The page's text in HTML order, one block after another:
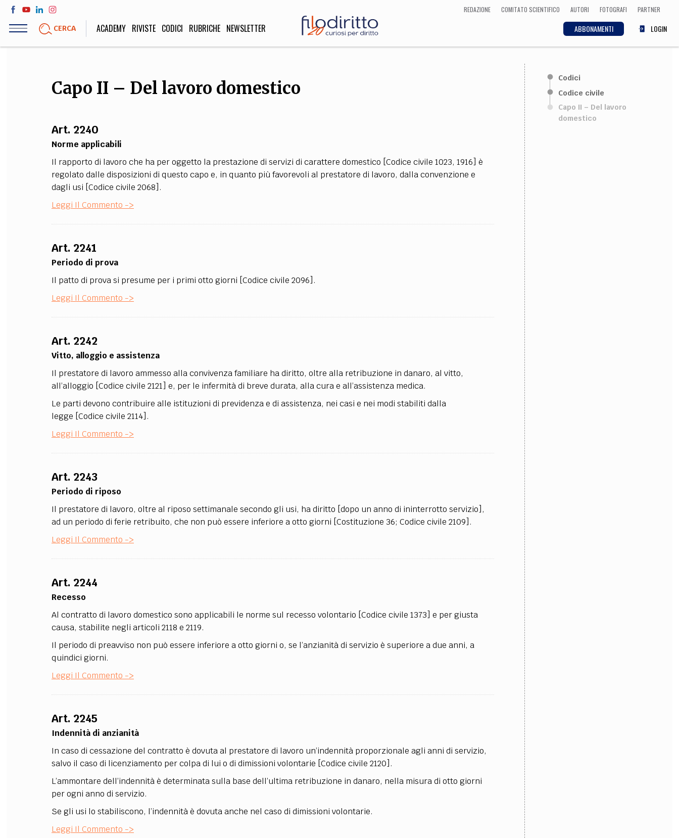
Salta
contenuto
REDAZIONE COMITATO SCIENTIFICO AUTORI FOTOGRAFI PARTNER
CERCA ABBONAMENTI LOGIN
ACADEMY RIVISTE CODICI RUBRICHE NEWSLETTER
LIFE STYLE
Sport, Cucina, Viaggi,
SOCIETÀ
Politica, Attualità,
Matematica, Fisica,
Biologia, Cifrematica,
Medicina
STORIA E FILOSOFIA
Scienze storiche,
umanistiche, Religione
INNOVAZIONE
Scienze informatiche,
CULTURA
Arte, Cinema, Musica,
Capo II – Del lavoro domestico
Art. 2240
Norme applicabili
Il rapporto di lavoro che ha per oggetto la prestazione di servizi di carattere domestico [Codice civile 1023, 1916] è
regolato dalle disposizioni di questo capo e, in quanto più favorevoli al prestatore di lavoro, dalla convenzione e
dagli usi [Codice civile 2068].
Leggi Il Commento ->
Art. 2241
Periodo di prova
Il patto di prova si presume per i primi otto giorni [Codice civile 2096].
Leggi Il Commento ->
Art. 2242
Vitto, alloggio e assistenza
Il prestatore di lavoro ammesso alla convivenza familiare ha diritto, oltre alla retribuzione in danaro, al vitto,
all’alloggio [Codice civile 2121] e, per le infermità di breve durata, alla cura e all’assistenza medica.
Le parti devono contribuire alle istituzioni di previdenza e di assistenza, nei casi e nei modi stabiliti dalla
legge [Codice civile 2114].
Leggi Il Commento ->
Art. 2243
Periodo di riposo
Il prestatore di lavoro, oltre al riposo settimanale secondo gli usi, ha diritto [dopo un anno di ininterrotto servizio],
ad un periodo di ferie retribuito, che non può essere inferiore a otto giorni [Costituzione 36; Codice civile 2109].
Leggi Il Commento ->
Art. 2244
Recesso
Al contratto di lavoro domestico sono applicabili le norme sul recesso volontario [Codice civile 1373] e per giusta
causa, stabilite negli articoli 2118 e 2119.
Il periodo di preavviso non può essere inferiore a otto giorni o, se l’anzianità di servizio è superiore a due anni, a
quindici giorni.
Leggi Il Commento ->
Art. 2245
Indennità di anzianità
In caso di cessazione del contratto è dovuta al prestatore di lavoro un’indennità proporzionale agli anni di servizio,
salvo il caso di licenziamento per colpa di lui o di dimissioni volontarie [Codice civile 2120].
L’ammontare dell’indennità è determinata sulla base dell’ultima retribuzione in danaro, nella misura di otto giorni
per ogni anno di servizio.
Se gli usi lo stabiliscono, l’indennità è dovuta anche nel caso di dimissioni volontarie.
Leggi Il Commento ->
Codici
Codice civile
Capo II – Del lavoro
domestico